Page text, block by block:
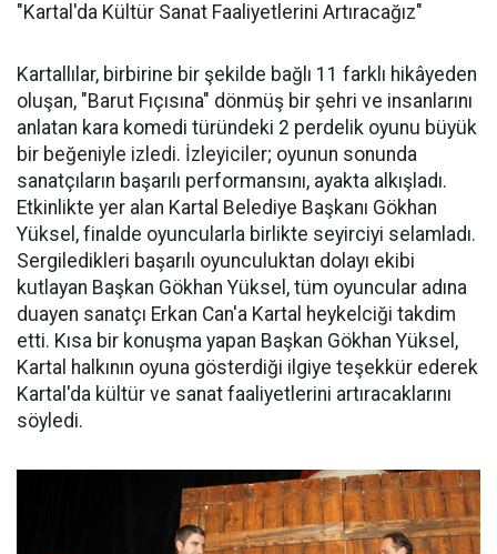
"Kartal'da Kültür Sanat Faaliyetlerini Artıracağız"
Kartallılar, birbirine bir şekilde bağlı 11 farklı hikâyeden
oluşan, "Barut Fıçısına" dönmüş bir şehri ve insanlarını
anlatan kara komedi türündeki 2 perdelik oyunu büyük
bir beğeniyle izledi. İzleyiciler; oyunun sonunda
sanatçıların başarılı performansını, ayakta alkışladı.
Etkinlikte yer alan Kartal Belediye Başkanı Gökhan
Yüksel, finalde oyuncularla birlikte seyirciyi selamladı.
Sergiledikleri başarılı oyunculuktan dolayı ekibi
kutlayan Başkan Gökhan Yüksel, tüm oyuncular adına
duayen sanatçı Erkan Can'a Kartal heykelciği takdim
etti. Kısa bir konuşma yapan Başkan Gökhan Yüksel,
Kartal halkının oyuna gösterdiği ilgiye teşekkür ederek
Kartal'da kültür ve sanat faaliyetlerini artıracaklarını
söyledi.